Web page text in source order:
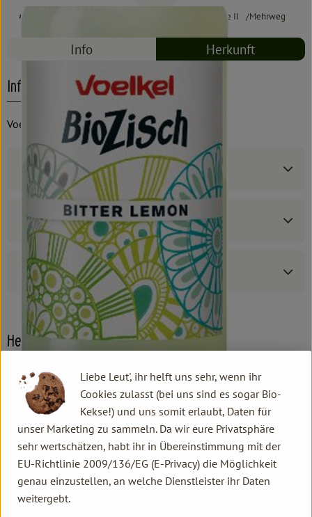
#5138 Handelsklasse II Mehrweg
Info Herkunft
Info
Voelkel, 6x0,7l
Produktinformationen
Zutaten
Produktdatenblatt
Herkunft
Hersteller: Voelkel
Deutschland
D 29478 Höhbeck
In unserer familiengeführten Naturkostsafterei im Norden
Liebe Leut', ihr helft uns sehr, wenn ihr
Cookies zulasst (bei uns sind es sogar Bio-
Kekse!) und uns somit erlaubt, Daten für
unser Marketing zu sammeln. Da wir eure Privatsphäre
sehr wertschätzen, habt ihr in Übereinstimmung mit der
EU-Richtlinie 2009/136/EG (E-Privacy) die Möglichkeit
genau einzustellen, an welche Dienstleister ihr Daten
weitergebt.